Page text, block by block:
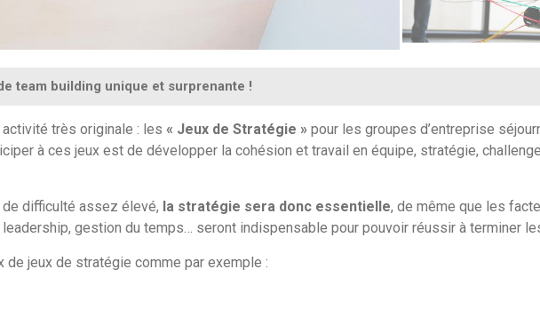
team building unique et surprenante !
activité très originale : les « Jeux de Stratégie » pour les groupes d’entreprise
à ces jeux est de développer la cohésion et travail en équipe, stratégie,
de difficulté assez élevé, la stratégie sera donc essentielle, de même que les
gestion du temps… seront indispensable pour pouvoir réussir à terminer
de jeux de stratégie comme par exemple :